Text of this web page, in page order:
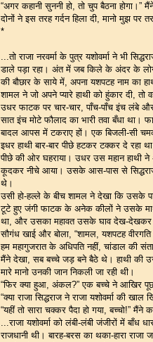
“अगर कहानी सुननी हो, तो चुप बैठना
दोनों ने इस तरह गर्दन हिला दी, मानो मुझ पर
*
...तो राजा नरवर्मा के पुत्र यशोवर्मा ने भी
डाले पड़ा रहा। अंत में जब किले के अंदर के लोग
की बौछार के साये में, अपना यशपटह नाम का
शामल ने जो अपने प्यारे हाथी को हुंकार दी,
उधर फाटक पर चार-चार, पाँच-पाँच इंच लंबे
सात इंच मोटे फौलाद का भारी तवा बँधा
बादल आपस में टकराए हों। एक बिजली-सी
इधर हाथी बार-बार पीछे हटकर टक्कर दे
पीछे की ओर घहराया। उधर उस महान हाथी
कूदकर नीचे आया। उसके आस-पास से
थे।
उसी हो-हल्ले के बीच शामल ने देखा कि उसके
टूटे हुए जंगी फाटक के अनेक कीलों ने उसके
था, और उसका महावत उसके घाव देख-देखकर
सौगंध खाई और बोला, “शामल, यशपटह
हम महागुजरात के अधिपति नहीं, चांडाल की
मैंने देखा, सब बच्चे जड़ बने बैठे थे। हाथी की
मारे मानो उनकी जान निकली जा रही थी।
“फिर क्या हुआ, अंकल?” एक बच्चे ने आखिर पूछ
“क्या राजा सिद्धराज ने राजा यशोवर्मा की खाल
“यहीं तो सारा चक्कर पैदा हो गया, बच्चो!”
...राजा यशोवर्मा को लंबी-लंबी जंजीरों में बाँध
राजधानी थी। बारह-बरस का थका-हारा